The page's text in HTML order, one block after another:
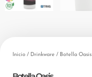
Inicio / Drinkware / Botella Oasis